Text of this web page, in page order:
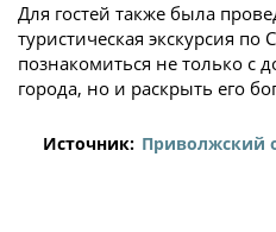
Для гостей также была
туристическая экскурсия
познакомиться не только с
города, но и раскрыть его
Источник: Приволжский